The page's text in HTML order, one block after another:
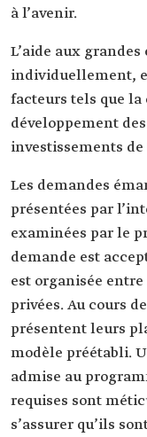
à l’avenir.
L’aide aux
individuellement,
facteurs tels que la
développement
investissements de
Les demandes
présentées par
examinées par le
demande est
est organisée entre
privées. Au cours
présentent leurs
modèle préétabli.
admise au
requises sont
s’assurer qu’ils